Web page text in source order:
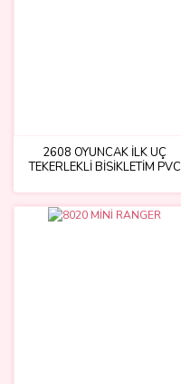
2608 OYUNCAK İLK ÜÇ
TEKERLEKLİ BİSİKLETİM PVC